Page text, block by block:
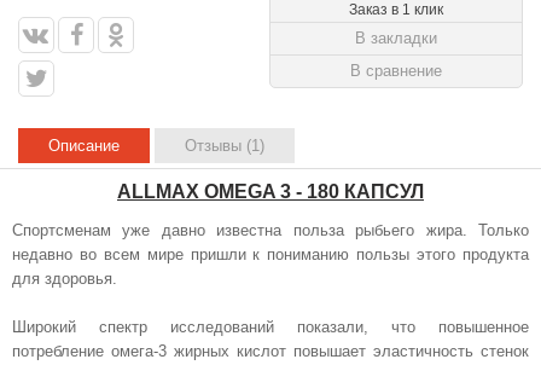
Заказ в 1 клик
В закладки
В сравнение
Описание Отзывы (1)
ALLMAX OMEGA 3 - 180 КАПСУЛ
Спортсменам уже давно известна польза рыбьего жира. Только
недавно во всем мире пришли к пониманию пользы этого продукта
для здоровья.
Широкий спектр исследований показали, что повышенное
потребление омега-3 жирных кислот повышает эластичность стенок